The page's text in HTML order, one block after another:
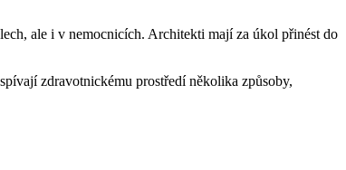
ale i v nemocnicích. Architekti mají za úkol přinést do
zdravotnickému prostředí několika způsoby,